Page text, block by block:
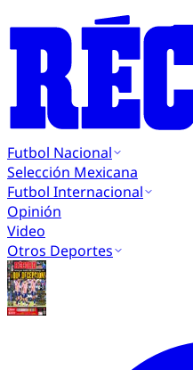
Futbol Nacional
Selección Mexicana
Futbol Internacional
Opinión
Video
Otros Deportes